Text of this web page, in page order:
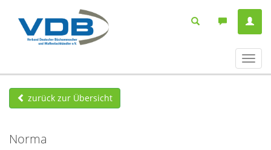
ein-/
zurück zur Übersicht
Norma